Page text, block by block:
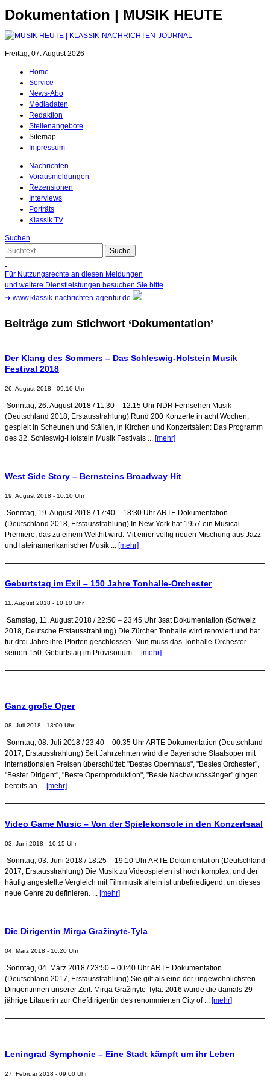
Dokumentation | MUSIK HEUTE
Freitag, 07. August 2026
Home
Service
News-Abo
Mediadaten
Redaktion
Stellenangebote
Sitemap
Impressum
Nachrichten
Vorausmeldungen
Rezensionen
Interviews
Porträts
Klassik.TV
Suchen
Für Nutzungsrechte an diesen Meldungen
und weitere Dienstleistungen besuchen Sie bitte
➜ www.klassik-nachrichten-agentur.de
Beiträge zum Stichwort ‘Dokumentation’
Der Klang des Sommers – Das Schleswig-Holstein Musik
Festival 2018
26. August 2018 - 09:10 Uhr
Sonntag, 26. August 2018 / 11:30 – 12:15 Uhr NDR Fernsehen Musik
(Deutschland 2018, Erstausstrahlung) Rund 200 Konzerte in acht Wochen,
gespielt in Scheunen und Ställen, in Kirchen und Konzertsälen: Das Programm
des 32. Schleswig-Holstein Musik Festivals ... [mehr]
West Side Story – Bernsteins Broadway Hit
19. August 2018 - 10:10 Uhr
Sonntag, 19. August 2018 / 17:40 – 18:30 Uhr ARTE Dokumentation
(Deutschland 2018, Erstausstrahlung) In New York hat 1957 ein Musical
Premiere, das zu einem Welthit wird. Mit einer völlig neuen Mischung aus Jazz
und lateinamerikanischer Musik ... [mehr]
Geburtstag im Exil – 150 Jahre Tonhalle-Orchester
11. August 2018 - 10:10 Uhr
Samstag, 11. August 2018 / 22:50 – 23:45 Uhr 3sat Dokumentation (Schweiz
2018, Deutsche Erstausstrahlung) Die Zürcher Tonhalle wird renoviert und hat
für drei Jahre ihre Pforten geschlossen. Nun muss das Tonhalle-Orchester
seinen 150. Geburtstag im Provisorium ... [mehr]
Ganz große Oper
08. Juli 2018 - 13:00 Uhr
Sonntag, 08. Juli 2018 / 23:40 – 00:35 Uhr ARTE Dokumentation (Deutschland
2017, Erstausstrahlung) Seit Jahrzehnten wird die Bayerische Staatsoper mit
internationalen Preisen überschüttet: "Bestes Opernhaus", "Bestes Orchester",
"Bester Dirigent", "Beste Opernproduktion", "Beste Nachwuchssänger" gingen
bereits an ... [mehr]
Video Game Music – Von der Spielekonsole in den Konzertsaal
03. Juni 2018 - 10:15 Uhr
Sonntag, 03. Juni 2018 / 18:25 – 19:10 Uhr ARTE Dokumentation (Deutschland
2017, Erstausstrahlung) Die Musik zu Videospielen ist hoch komplex, und der
häufig angestellte Vergleich mit Filmmusik allein ist unbefriedigend, um dieses
neue Genre zu definieren. ... [mehr]
Die Dirigentin Mirga Gražinytė-Tyla
04. März 2018 - 10:20 Uhr
Sonntag, 04. März 2018 / 23:50 – 00:40 Uhr ARTE Dokumentation
(Deutschland 2017, Erstausstrahlung) Sie gilt als eine der ungewöhnlichsten
Dirigentinnen unserer Zeit: Mirga Gražinytė-Tyla. 2016 wurde die damals 29-
jährige Litauerin zur Chefdirigentin des renommierten City of ... [mehr]
Leningrad Symphonie – Eine Stadt kämpft um ihr Leben
27. Februar 2018 - 09:00 Uhr